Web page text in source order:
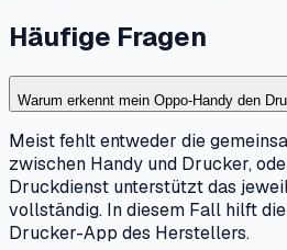
Häufige Fragen
Warum erkennt mein Oppo-Handy den
Meist fehlt entweder die
zwischen Handy und Drucker,
Druckdienst unterstützt das
vollständig. In diesem Fall hilft
Drucker-App des Herstellers.